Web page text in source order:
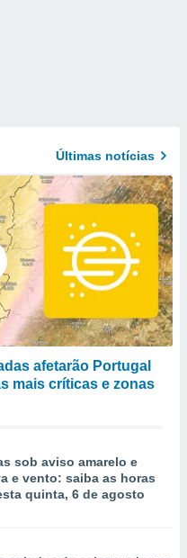
Últimas notícias
afetarão Portugal
mais críticas e zonas
sob aviso amarelo e
e vento: saiba as horas
quinta, 6 de agosto